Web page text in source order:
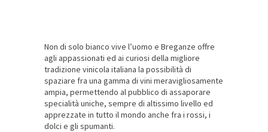
Non di solo bianco vive l’uomo e Breganze offre
agli appassionati ed ai curiosi della migliore
tradizione vinicola italiana la possibilità di
spaziare fra una gamma di vini meravigliosamente
ampia, permettendo al pubblico di assaporare
specialità uniche, sempre di altissimo livello ed
apprezzate in tutto il mondo anche fra i rossi, i
dolci e gli spumanti.